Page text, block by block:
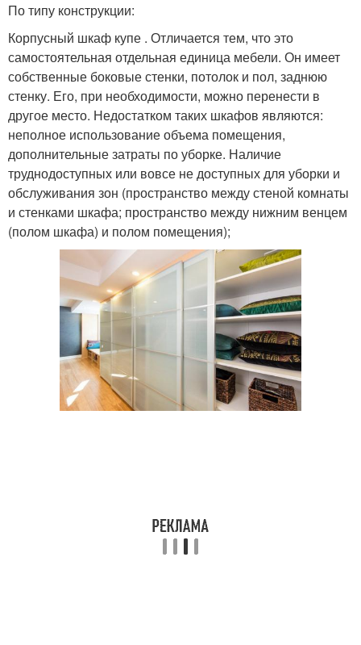
По типу конструкции:
Корпусный шкаф купе . Отличается тем, что это
самостоятельная отдельная единица мебели. Он имеет
собственные боковые стенки, потолок и пол, заднюю
стенку. Его, при необходимости, можно перенести в
другое место. Недостатком таких шкафов являются:
неполное использование объема помещения,
дополнительные затраты по уборке. Наличие
труднодоступных или вовсе не доступных для уборки и
обслуживания зон (пространство между стеной комнаты
и стенками шкафа; пространство между нижним венцем
(полом шкафа) и полом помещения);